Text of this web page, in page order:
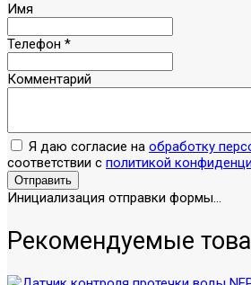
Имя
Телефон *
Комментарий
Я даю согласие на обработку
соответствии с политикой
Отправить
Инициализация отправки формы...
Рекомендуемые